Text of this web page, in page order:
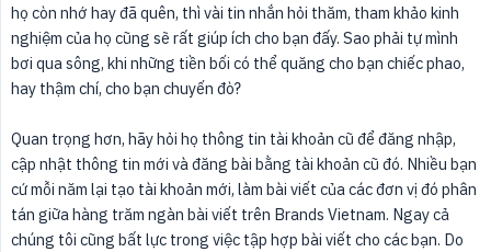
họ còn nhớ hay đã quên, thì vài tin nhắn hỏi thăm, tham khảo kinh
nghiệm của họ cũng sẽ rất giúp ích cho bạn đấy. Sao phải tự mình
bơi qua sông, khi những tiền bối có thể quăng cho bạn chiếc phao,
hay thậm chí, cho bạn chuyến đò?
Quan trọng hơn, hãy hỏi họ thông tin tài khoản cũ để đăng nhập,
cập nhật thông tin mới và đăng bài bằng tài khoản cũ đó. Nhiều bạn
cứ mỗi năm lại tạo tài khoản mới, làm bài viết của các đơn vị đó phân
tán giữa hàng trăm ngàn bài viết trên Brands Vietnam. Ngay cả
chúng tôi cũng bất lực trong việc tập hợp bài viết cho các bạn. Do